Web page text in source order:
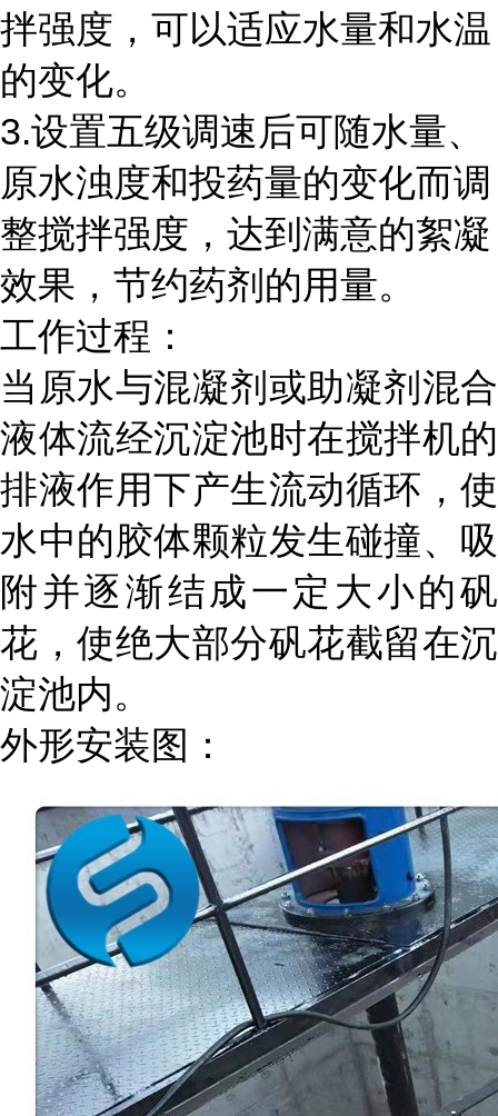
拌强度，可以适应水量和水温
的变化。
3.设置五级调速后可随水量、
原水浊度和投药量的变化而调
整搅拌强度，达到满意的絮凝
效果，节约药剂的用量。
工作过程：
当原水与混凝剂或助凝剂混合
液体流经沉淀池时在搅拌机的
排液作用下产生流动循环，使
水中的胶体颗粒发生碰撞、吸
附并逐渐结成一定大小的矾
花，使绝大部分矾花截留在沉
淀池内。
外形安装图：